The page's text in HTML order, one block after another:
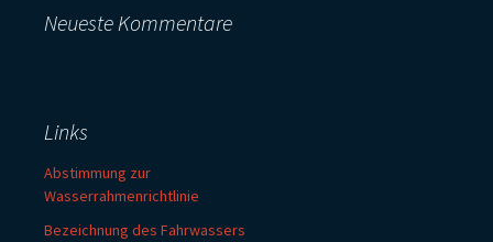
Neueste Kommentare
Links
Abstimmung zur
Wasserrahmenrichtlinie
Bezeichnung des Fahrwassers